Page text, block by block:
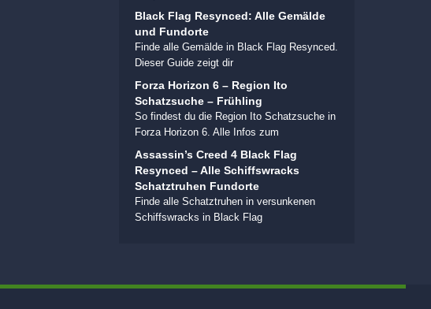
Black Flag Resynced: Alle Gemälde
und Fundorte
Finde alle Gemälde in Black Flag Resynced.
Dieser Guide zeigt dir
Forza Horizon 6 – Region Ito
Schatzsuche – Frühling
So findest du die Region Ito Schatzsuche in
Forza Horizon 6. Alle Infos zum
Assassin’s Creed 4 Black Flag
Resynced – Alle Schiffswracks
Schatztruhen Fundorte
Finde alle Schatztruhen in versunkenen
Schiffswracks in Black Flag